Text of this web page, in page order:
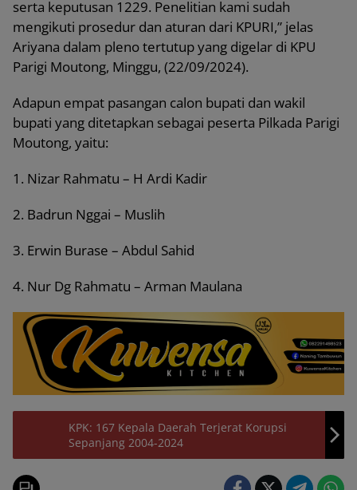
serta keputusan 1229. Penelitian kami sudah
mengikuti prosedur dan aturan dari KPURI,” jelas
Ariyana dalam pleno tertutup yang digelar di KPU
Parigi Moutong, Minggu, (22/09/2024).
Adapun empat pasangan calon bupati dan wakil
bupati yang ditetapkan sebagai peserta Pilkada Parigi
Moutong, yaitu:
1. Nizar Rahmatu – H Ardi Kadir
2. Badrun Nggai – Muslih
3. Erwin Burase – Abdul Sahid
4. Nur Dg Rahmatu – Arman Maulana
KPK: 167 Kepala Daerah Terjerat Korupsi
Sepanjang 2004-2024